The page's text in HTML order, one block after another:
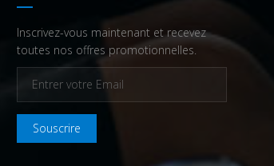
Inscrivez-vous maintenant et recevez
toutes nos offres promotionnelles.
Souscrire